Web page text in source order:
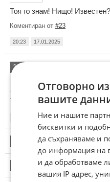
Тоя го знам! Нищо!
Коментиран от #23
20:23 17.01.2025
15
ОТГОВОР
ТОАЯ НИКОЙ ПЛАТЕН
17.01.2025
Този коментар е
Този коментар е
Отговорно
вашите
Ние и нашите
бисквитки и
да съхраняваме и
до информация на
и да обработваме
вашия IP адрес,